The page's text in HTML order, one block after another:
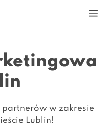
partnerów w zakresie
Lublin!